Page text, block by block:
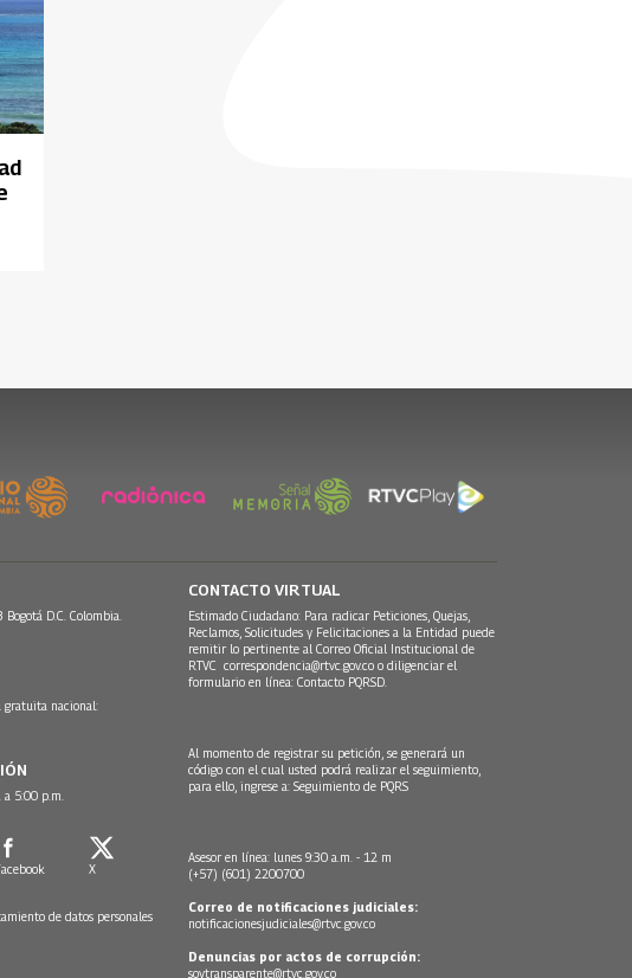
D.C. Colombia.
gratuita nacional:
5:00 p.m.
X
de datos personales
CONTACTO VIRTUAL
Estimado Ciudadano: Para radicar Peticiones, Quejas,
Reclamos, Solicitudes y Felicitaciones a la Entidad puede
remitir lo pertinente al Correo Oficial Institucional de
RTVC correspondencia@rtvc.gov.co o diligenciar el
formulario en línea: Contacto PQRSD.
Al momento de registrar su petición, se generará un
código con el cual usted podrá realizar el seguimiento,
para ello, ingrese a: Seguimiento de PQRS
Asesor en línea: lunes 9:30 a.m. - 12 m
(+57) (601) 2200700
Correo de notificaciones judiciales:
notificacionesjudiciales@rtvc.gov.co
Denuncias por actos de corrupción:
soytransparente@rtvc.gov.co